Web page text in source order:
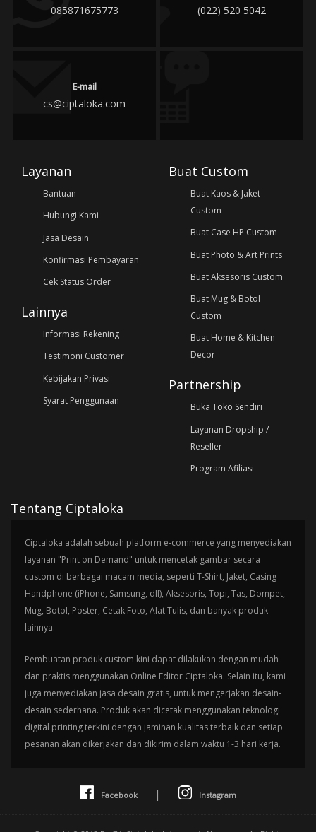
085871675773 (022) 520 5042
E-mail
cs@ciptaloka.com
Layanan
Bantuan
Hubungi Kami
Jasa Desain
Konfirmasi Pembayaran
Cek Status Order
Lainnya
Informasi Rekening
Testimoni Customer
Kebijakan Privasi
Syarat Penggunaan
Buat Custom
Buat Kaos & Jaket
Custom
Buat Case HP Custom
Buat Photo & Art Prints
Buat Aksesoris Custom
Buat Mug & Botol
Custom
Buat Home & Kitchen
Decor
Partnership
Buka Toko Sendiri
Layanan Dropship /
Reseller
Program Afiliasi
Tentang Ciptaloka
Ciptaloka adalah sebuah platform e-commerce yang menyediakan
layanan "Print on Demand" untuk mencetak gambar secara
custom di berbagai macam media, seperti T-Shirt, Jaket, Casing
Handphone (iPhone, Samsung, dll), Aksesoris, Topi, Tas, Dompet,
Mug, Botol, Poster, Cetak Foto, Alat Tulis, dan banyak produk
lainnya.
Pembuatan produk custom kini dapat dilakukan dengan mudah
dan praktis menggunakan Online Editor Ciptaloka. Selain itu, kami
juga menyediakan jasa desain gratis, untuk mengerjakan desain-
desain sederhana. Produk akan dicetak menggunakan teknologi
digital printing terkini dengan jaminan kualitas terbaik dan setiap
pesanan akan dikerjakan dan dikirim dalam waktu 1-3 hari kerja.
Facebook | Instagram